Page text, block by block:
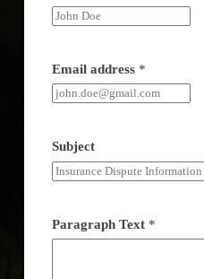
Email address *
Subject
Paragraph Text *